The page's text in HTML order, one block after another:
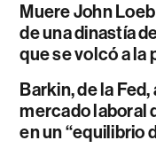
Muere John
de una dinastía
que se volcó a la
Barkin, de la
mercado laboral
en un “equilibrio